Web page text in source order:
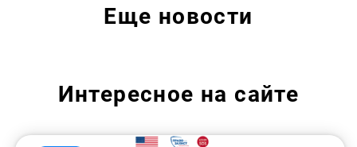
Еще новости
Интересное на сайте